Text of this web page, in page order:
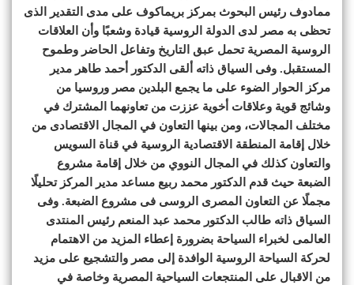
ممادوف رئيس البحوث بمركز بريماكوف على مدى التقدير الذى
تحظى به مصر لدى الدولة الروسية قيادة وشعبًا وأن العلاقات
الروسية المصرية تحمل عبق التاريخ وتفاعل الحاضر وطموح
المستقبل. وفى السياق ذاته ألقى الدكتور أحمد طاهر مدير
مركز الحوار الضوء على ما يجمع البلدين مصر وروسيا من
وشائج قوية وعلاقات أخوية عززت من تعاونهما المشترك في
مختلف المجالات، ومن بينها التعاون في المجال الاقتصادى من
خلال إقامة المنطقة الاقتصادية الروسية في قناة السويس
والتعاون كذلك في المجال النووي من خلال إقامة مشروع
الضبعة حيث قدم الدكتور محمد ربيع مساعد مدير المركز تحليلًا
مجملًا عن التعاون المصرى الروسى فى مشروع الضبعة. وفى
السياق ذاته طالب الدكتور محمد عبد المنعم رئيس المنتدى
العالمى لخبراء السياحة بضرورة إعطاء المزيد من الاهتمام
لحركة السياحة الروسية الوافدة إلى مصر والتشجيع على مزيد
من الاقبال على المنتجعات السياحية المصرية وخاصة في